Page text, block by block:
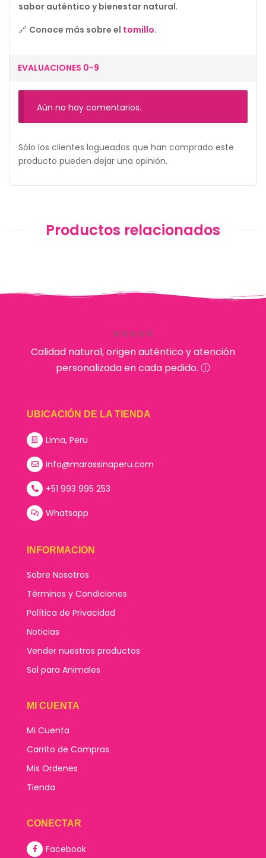
sabor auténtico y bienestar natural.
🔗 Conoce más sobre el tomillo.
EVALUACIONES 0-9
Aún no hay comentarios.
Sólo los clientes logueados que han comprado este
producto pueden dejar una opinión.
Productos relacionados
⭐⭐⭐⭐⭐
Calidad natural, origen auténtico y atención
personalizada en cada pedido. ⓘ
UBICACIÓN DE LA TIENDA
Lima, Peru
info@marassinaperu.com
+51 993 995 253
Whatsapp
INFORMACION
Sobre Nosotros
Términos y Condiciones
Política de Privacidad
Noticias
Vender nuestros productos
Sal para Animales
MI CUENTA
Mi Cuenta
Carrito de Compras
Mis Ordenes
Tienda
CONECTAR
Facebook